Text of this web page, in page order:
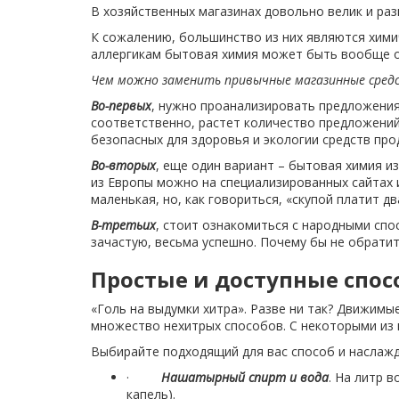
для
Коллекции
пола
Применение
Кафель
для
Кафель
для
пола
Аксессуары
изделия
Бачки
унитазов
Постаменты
Биде
Писсуары
Чаши
Умывальники
Умывальники
65
Тумбы
80
см
Тумбы
100
см
более
100
Напольные
тумбы
Подвесные
тумбы
С
и
изделия
Экраны
ванн
Шторы
ванн
Панели
акриловых
ванн
Ножки
для
ванн
Гидромассаж
на
70
80
на
80
90
на
90
Акриловые
поддоны
Стальные
Душевые
двери
Раздвижные
двери
Косметические
зеркала
Напольные
аксессуары
для
ванной
этажерки
для
белья
Ведра
ванной
и
туалета
биде
унитазов
Химия
по
уходу
за
сантехникой
Водоотведение
Сифоны
Душевые
(лотки)
Душевые
трапы
Подключение
смесителей
Смесители
для
скрытого
монтажа
Внутренние
блоки
С
термостатом
Двухрежимные
Однорежимные
Для
умывальника
на
полторы
чаши
Угловые
Прямоугольные
Квадратные
Круглые
Мойки
из
нержавеющей
стали
Врезные
в
Встраиваемые
под
Лесенки
Змеевики
Водопроводные
системы
Полипропилен
для
пайки
Металлопластик
обжима
Канализационные
системы
Внутренняя
лампой
С
помпой
для
повышения
давления
Фильтры
для
питьевой
воды
Проточные
фильтры
С
мембраной
ультрафильтрации
Фильтры-
кувшины
В хозяйственных магазинах довольно велик и
К сожалению, большинство из них являются
аллергикам бытовая химия может быть вообще
Чем можно заменить привычные магазинные
Во-первых, нужно проанализировать
соответственно, растет количество
безопасных для здоровья и экологии средств
Во-вторых, еще один вариант – бытовая химия
из Европы можно на специализированных
маленькая, но, как говориться, «скупой платит
В-третьих, стоит ознакомиться с народными
зачастую, весьма успешно. Почему бы не
Простые и доступные
«Голь на выдумки хитра». Разве ни так?
множество нехитрых способов. С некоторыми из
Выбирайте подходящий для вас способ и
· Нашатырный спирт и вода. На литр
капель).